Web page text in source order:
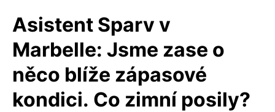
Asistent Sparv v
Marbelle: Jsme zase o
něco blíže zápasové
kondici. Co zimní posily?